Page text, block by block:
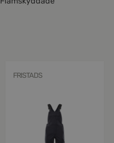
FRISTADS